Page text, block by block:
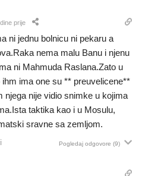
prije
ni jednu bolnicu ni pekaru a
nema malu Banu i njenu
ni Mahmuda Raslana.Zato u
ima one su ** preuvelicene**
njega nije vidio snimke u kojima
taktika kao i u Mosulu,
sravne sa zemljom.
Pogledaj odgovore (9)